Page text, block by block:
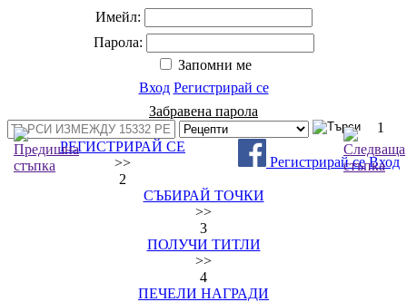
Имейл:
Парола:
Запомни ме
Вход Регистрирай се
Забравена парола
Регистрирай се Вход
1
РЕГИСТРИРАЙ СЕ
>>
2
СЪБИРАЙ ТОЧКИ
>>
3
ПОЛУЧИ ТИТЛИ
>>
4
ПЕЧЕЛИ НАГРАДИ